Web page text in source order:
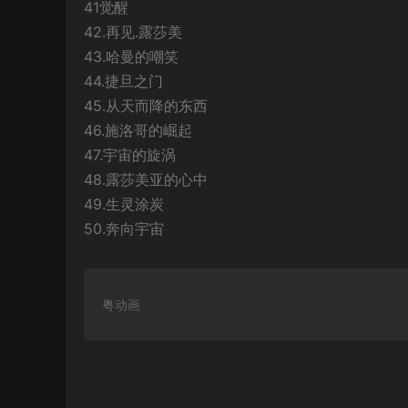
41觉醒
42.再见.露莎美
43.哈曼的嘲笑
44.捷旦之门
45.从天而降的东西
46.施洛哥的崛起
47.宇宙的旋涡
48.露莎美亚的心中
49.生灵涂炭
50.奔向宇宙
粤动画